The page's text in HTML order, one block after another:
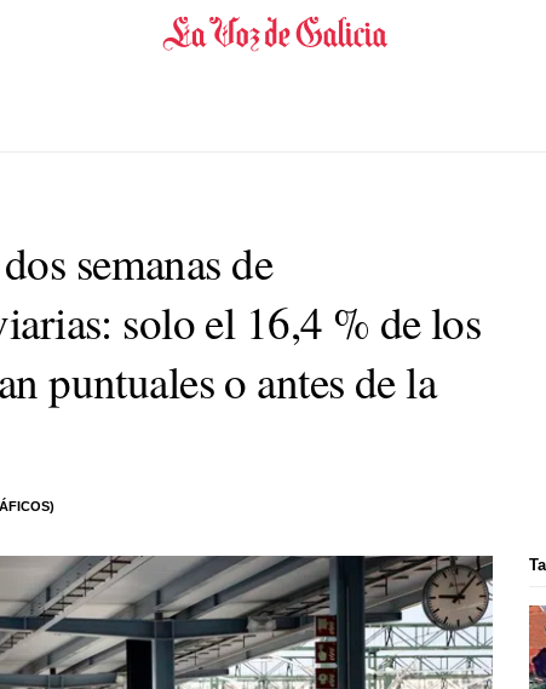
semanas de
solo el 16,4 % de los
puntuales o antes de la